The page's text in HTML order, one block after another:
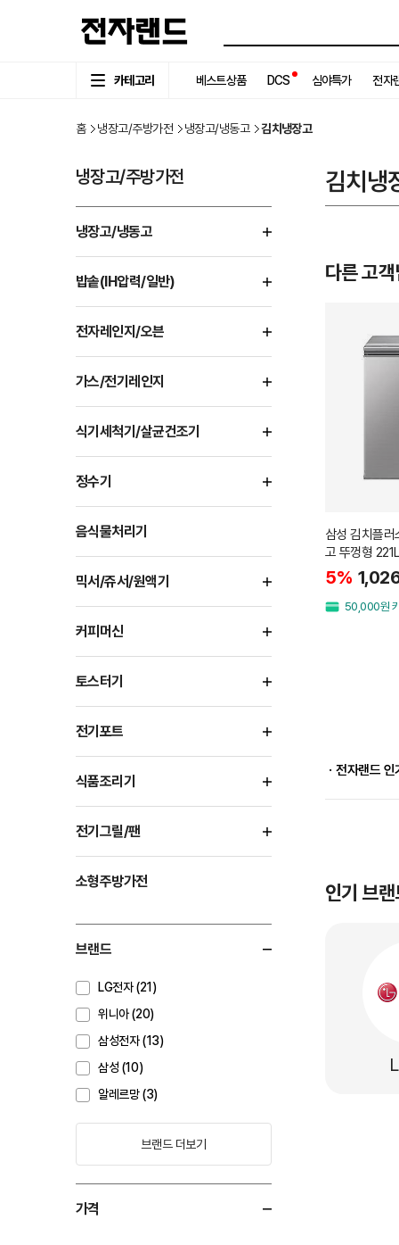
카테고리 베스트상품 DCS 심야특가 전자
홈 냉장고/주방가전 냉장고/냉동고 김치냉장고
냉장고/주방가전
냉장고/냉동고
밥솥(IH압력/일반)
전자레인지/오븐
가스/전기레인지
식기세척기/살균건조기
정수기
음식물처리기
믹서/쥬서/원액기
커피머신
토스터기
전기포트
식품조리기
전기그릴/팬
소형주방가전
브랜드
LG전자 (21)
위니아 (20)
삼성전자 (13)
삼성 (10)
알레르망 (3)
브랜드 더보기
가격
김치냉
다른 고
삼성 김치플
고 뚜껑형
5%
50,000원
ㆍ전자랜드 인
인기 브